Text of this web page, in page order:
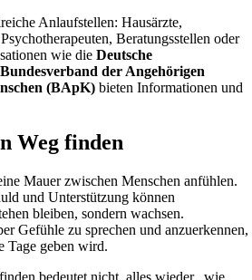
Anlaufstellen: Hausärzte,
Beratungsstellen oder
wie die Deutsche
Bundesverband der Angehörigen
(BApK) bieten Informationen und
Weg finden
Mauer zwischen Menschen anfühlen.
und Unterstützung können
bleiben, sondern wachsen.
Gefühle zu sprechen und anzuerkennen,
Tage geben wird.
bedeutet nicht, alles wieder „wie